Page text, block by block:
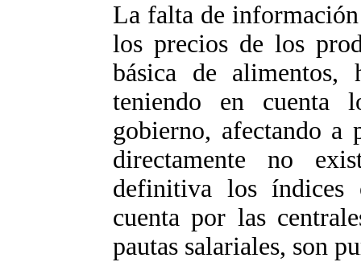
La falta de información
los precios de los
básica de alimentos,
teniendo en cuenta
gobierno, afectando a
directamente no
definitiva los índices
cuenta por las
pautas salariales, son